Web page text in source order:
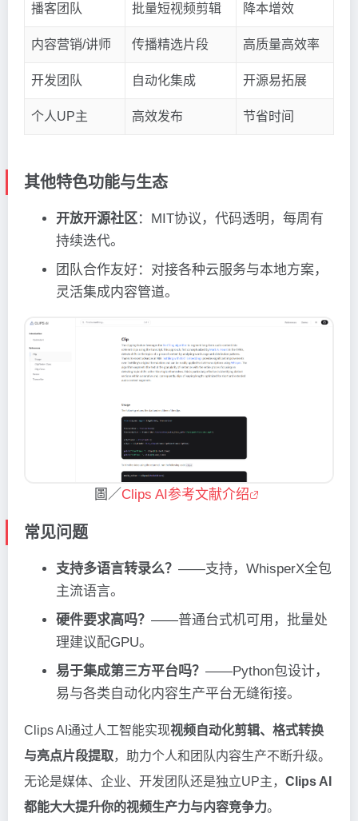
播客团队 批量短视频剪辑 降本增效
内容营销/讲师 传播精选片段 高质量高效率
开发团队 自动化集成 开源易拓展
个人UP主 高效发布 节省时间
其他特色功能与生态
开放开源社区 ：MIT协议，代码透明，每周有
持续迭代。
团队合作友好：对接各种云服务与本地方案，
灵活集成内容管道。
圖／Clips AI参考文献介绍
常见问题
支持多语言转录么？ ——支持，WhisperX全包
主流语言。
硬件要求高吗？ ——普通台式机可用，批量处
理建议配GPU。
易于集成第三方平台吗？ ——Python包设计，
易与各类自动化内容生产平台无缝衔接。
Clips AI通过人工智能实现视频自动化剪辑、格式转换
与亮点片段提取，助力个人和团队内容生产不断升级。
无论是媒体、企业、开发团队还是独立UP主， Clips AI
都能大大提升你的视频生产力与内容竞争力。